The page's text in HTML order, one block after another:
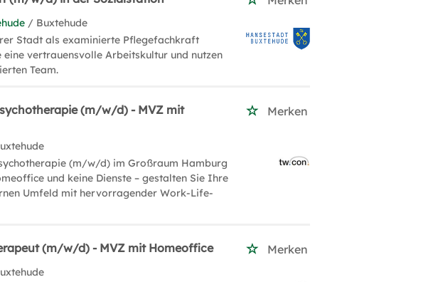
/ Buxtehude
Stadt als examinierte Pflegefachkraft
vertrauensvolle Arbeitskultur und nutzen
Team.
(m/w/d) - MVZ mit
Merken
(m/w/d) im Großraum Hamburg
und keine Dienste – gestalten Sie Ihre
Umfeld mit hervorragender Work-Life-
(m/w/d) - MVZ mit Homeoffice Merken